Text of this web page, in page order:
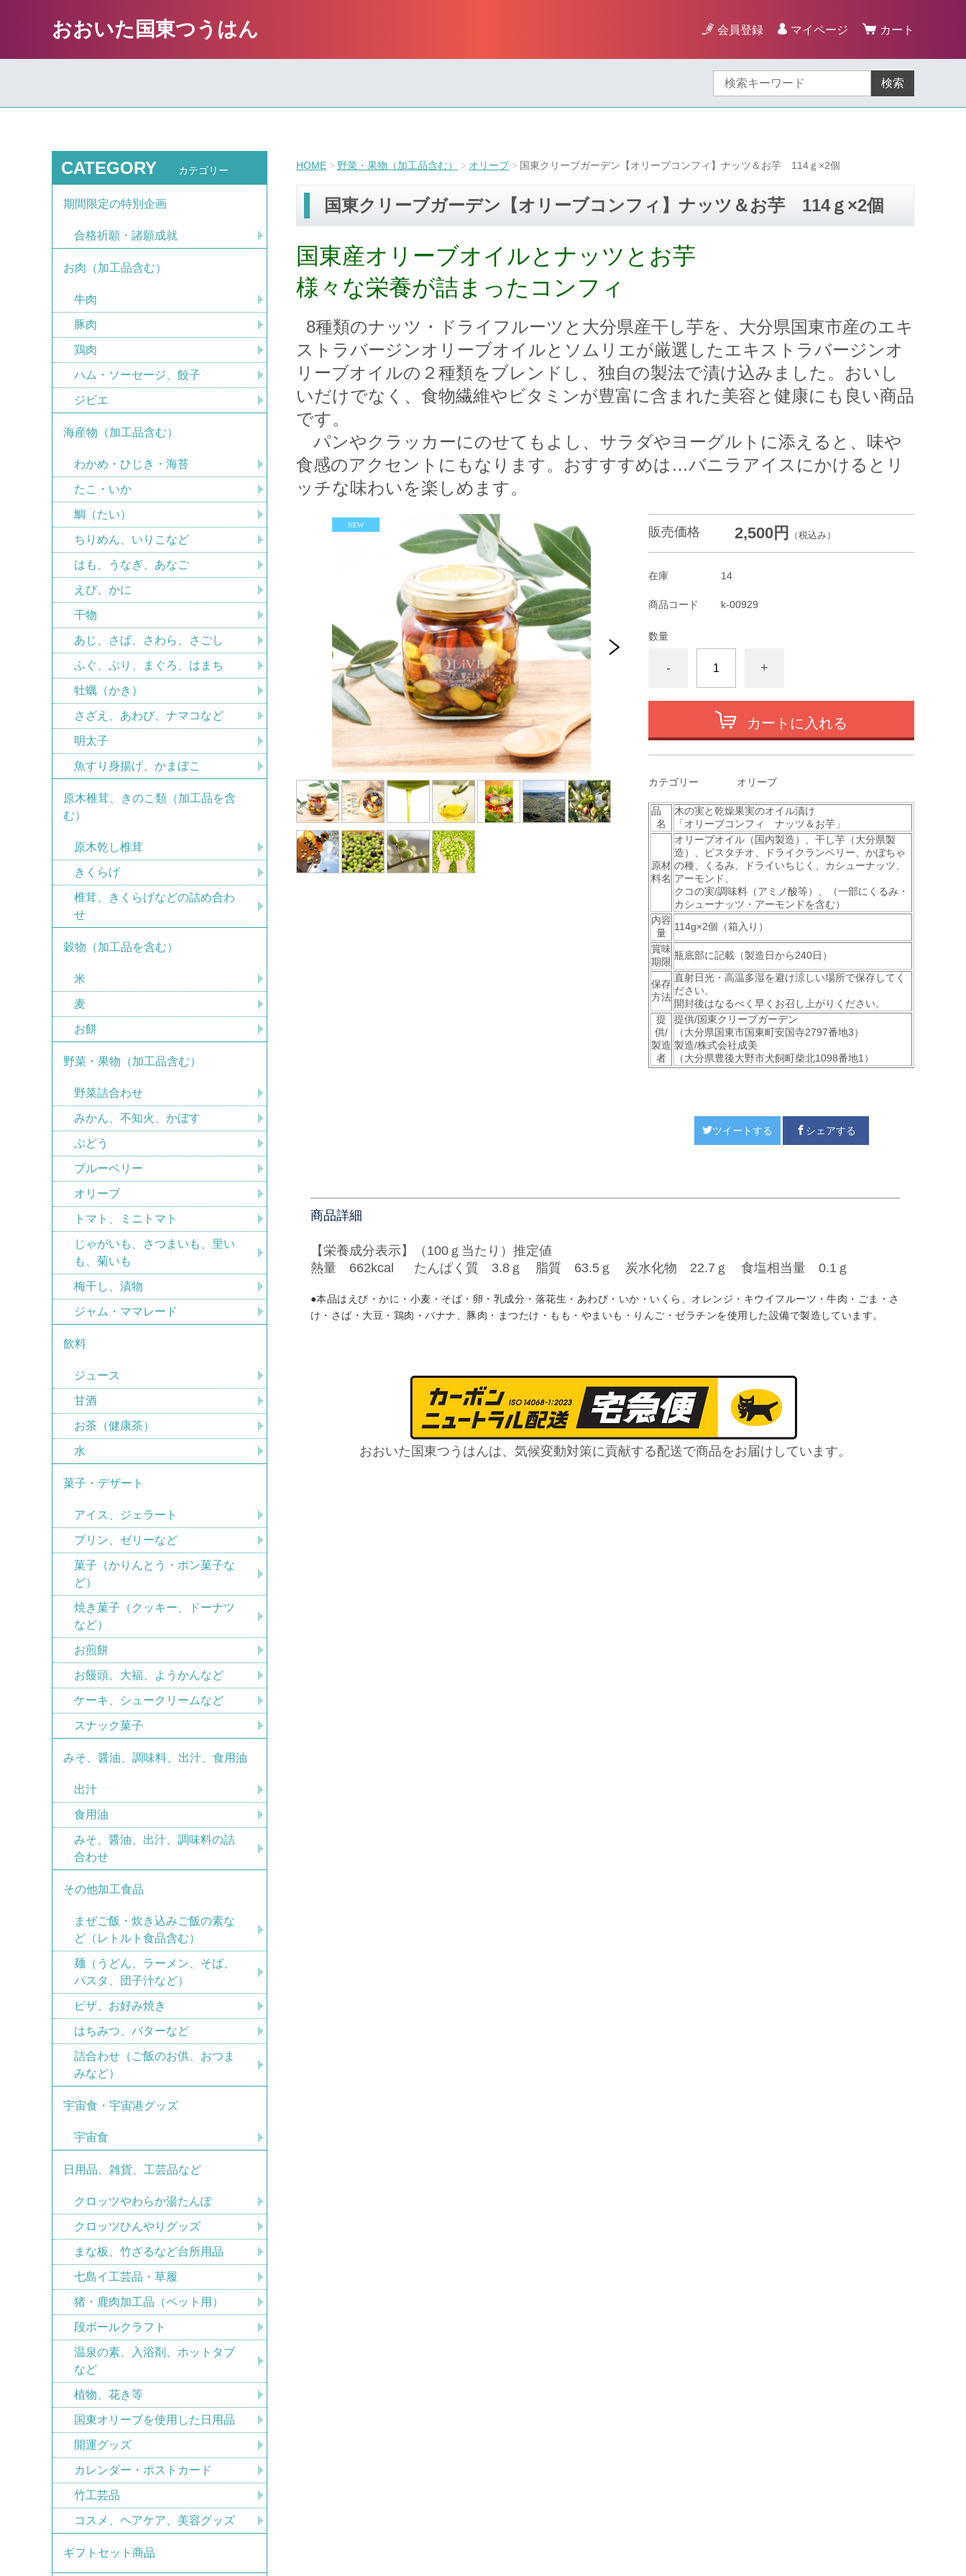
おおいた国東つうはん 会員登録 マイページ カート
検索
HOME 野菜・果物（加工品含む） オリーブ 国東クリーブガーデン【オリーブコンフィ】ナッツ＆お芋 114ｇ×2個
国東クリーブガーデン【オリーブコンフィ】ナッツ＆お芋 114ｇ×2個
国東産オリーブオイルとナッツとお芋
様々な栄養が詰まったコンフィ
8種類のナッツ・ドライフルーツと大分県産干し芋を、大分県国東市産のエキ
ストラバージンオリーブオイルとソムリエが厳選したエキストラバージンオ
リーブオイルの２種類をブレンドし、独自の製法で漬け込みました。おいし
いだけでなく、食物繊維やビタミンが豊富に含まれた美容と健康にも良い商品
です。
パンやクラッカーにのせてもよし、サラダやヨーグルトに添えると、味や
食感のアクセントにもなります。おすすすめは…バニラアイスにかけるとリ
ッチな味わいを楽しめます。
販売価格 2,500円 （税込み）
在庫 14
商品コード k-00929
数量
- +
カートに入れる
カテゴリー オリーブ
品
名
木の実と乾燥果実のオイル漬け
「オリーブコンフィ ナッツ＆お芋」
原材
料名
オリーブオイル（国内製造）、干し芋（大分県製
造）、ピスタチオ、ドライクランベリー、かぼちゃ
の種、くるみ、ドライいちじく、カシューナッツ、
アーモンド、
クコの実/調味料（アミノ酸等）、（一部にくるみ・
カシューナッツ・アーモンドを含む）
内容
量
114g×2個（箱入り）
賞味
期限
瓶底部に記載（製造日から240日）
保存
方法
直射日光・高温多湿を避け涼しい場所で保存してく
ださい。
開封後はなるべく早くお召し上がりください。
提
供/
製造
者
提供/国東クリーブガーデン
（大分県国東市国東町安国寺2797番地3）
製造/株式会社成美
（大分県豊後大野市犬飼町柴北1098番地1）
ツイートする シェアする
商品詳細
【栄養成分表示】（100ｇ当たり）推定値
熱量 662kcal たんぱく質 3.8ｇ 脂質 63.5ｇ 炭水化物 22.7ｇ 食塩相当量 0.1ｇ
●本品はえび・かに・小麦・そば・卵・乳成分・落花生・あわび・いか・いくら、オレンジ・キウイフルーツ・牛肉・ごま・さ
け・さば・大豆・鶏肉・バナナ、豚肉・まつたけ・もも・やまいも・りんご・ゼラチンを使用した設備で製造しています。
おおいた国東つうはんは、気候変動対策に貢献する配送で商品をお届けしています。
CATEGORY カテゴリー
期間限定の特別企画
合格祈願・諸願成就
お肉（加工品含む）
牛肉
豚肉
鶏肉
ハム・ソーセージ、餃子
ジビエ
海産物（加工品含む）
わかめ・ひじき・海苔
たこ・いか
鯛（たい）
ちりめん、いりこなど
はも、うなぎ、あなご
えび、かに
干物
あじ、さば、さわら、さごし
ふぐ、ぶり、まぐろ、はまち
牡蠣（かき）
さざえ、あわび、ナマコなど
明太子
魚すり身揚げ、かまぼこ
原木椎茸、きのこ類（加工品を含
む）
原木乾し椎茸
きくらげ
椎茸、きくらげなどの詰め合わ
せ
穀物（加工品を含む）
米
麦
お餅
野菜・果物（加工品含む）
野菜詰合わせ
みかん、不知火、かぼす
ぶどう
ブルーベリー
オリーブ
トマト、ミニトマト
じゃがいも、さつまいも、里い
も、菊いも
梅干し、漬物
ジャム・ママレード
飲料
ジュース
甘酒
お茶（健康茶）
水
菓子・デザート
アイス、ジェラート
プリン、ゼリーなど
菓子（かりんとう・ポン菓子な
ど）
焼き菓子（クッキー、ドーナツ
など）
お煎餅
お饅頭、大福、ようかんなど
ケーキ、シュークリームなど
スナック菓子
みそ、醤油、調味料、出汁、食用油
出汁
食用油
みそ、醤油、出汁、調味料の詰
合わせ
その他加工食品
まぜご飯・炊き込みご飯の素な
ど（レトルト食品含む）
麺（うどん、ラーメン、そば、
パスタ、団子汁など）
ピザ、お好み焼き
はちみつ、バターなど
詰合わせ（ご飯のお供、おつま
みなど）
宇宙食・宇宙港グッズ
宇宙食
日用品、雑貨、工芸品など
クロッツやわらか湯たんぽ
クロッツひんやりグッズ
まな板、竹ざるなど台所用品
七島イ工芸品・草履
猪・鹿肉加工品（ペット用）
段ボールクラフト
温泉の素、入浴剤、ホットタブ
など
植物、花き等
国東オリーブを使用した日用品
開運グッズ
カレンダー・ポストカード
竹工芸品
コスメ、ヘアケア、美容グッズ
ギフトセット商品